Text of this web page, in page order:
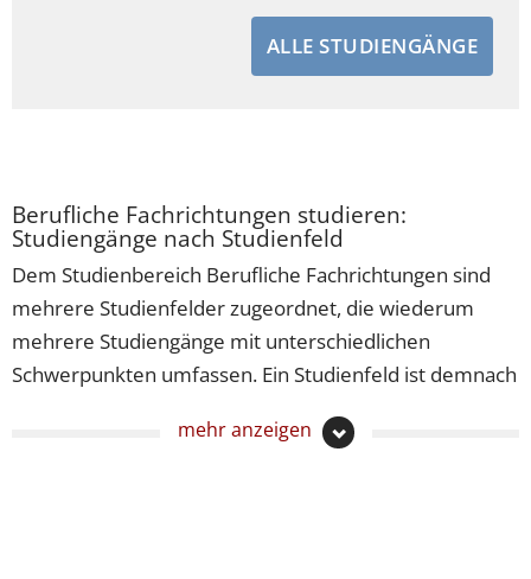
ALLE STUDIENGÄNGE
Berufliche Fachrichtungen studieren:
Studiengänge nach Studienfeld
Dem Studienbereich Berufliche Fachrichtungen sind
mehrere Studienfelder zugeordnet, die wiederum
mehrere Studiengänge mit unterschiedlichen
Schwerpunkten umfassen. Ein Studienfeld ist demnach
unter dem ähnliche Studiengänge zusammengefasst
mehr anzeigen